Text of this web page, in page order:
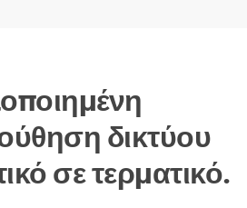
δικτύου
σε τερματικό.